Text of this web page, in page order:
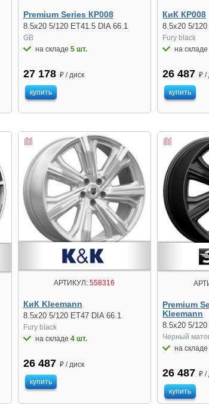
Premium Series КР008
8.5x20 5/120 ET41.5 DIA 66.1
GB
на складе 5 шт.
27 178 ₽ / диск
купить
КиК КР008
8.5x20 5/
Fury black
на
26 487 ₽ /
купить
АРТИКУЛ: 558316
КиК Kleemann
8.5x20 5/120 ET47 DIA 66.1
Fury black
на складе 4 шт.
26 487 ₽ / диск
купить
Premium
Kleemann
8.5x20 5/
Черный
на
26 487 ₽ /
купить